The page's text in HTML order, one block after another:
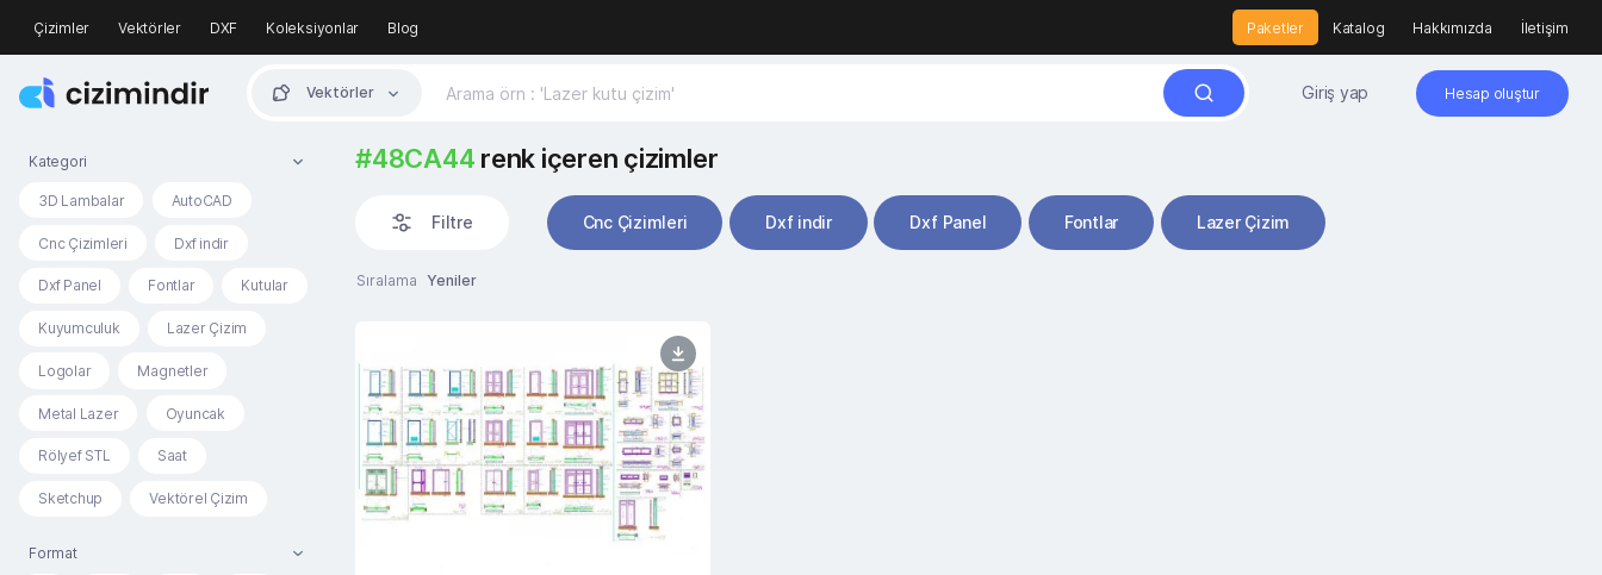
Çizimler Vektörler DXF Koleksiyonlar Blog Paketler Katalog Hakkımızda İletişim
Vektörler Giriş yap Hesap oluştur
Kategori
3D Lambalar AutoCAD
Cnc Çizimleri Dxf indir
Dxf Panel Fontlar Kutular
Kuyumculuk Lazer Çizim
Logolar Magnetler
Metal Lazer Oyuncak
Rölyef STL Saat
Sketchup Vektörel Çizim
Format
#48CA44 renk içeren çizimler
Filtre Cnc Çizimleri Dxf indir Dxf Panel Fontlar Lazer Çizim
Sıralama Yeniler